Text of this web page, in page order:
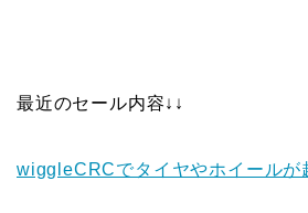
最近のセール内容↓↓
wiggleCRCでタイヤやホイールが